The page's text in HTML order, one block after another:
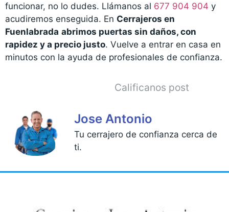
funcionar, no lo dudes. Llámanos al 677 904 904 y
acudiremos enseguida. En Cerrajeros en
Fuenlabrada abrimos puertas sin daños, con
rapidez y a precio justo. Vuelve a entrar en casa en
minutos con la ayuda de profesionales de confianza.
Calificanos post
Jose Antonio
Tu cerrajero de confianza cerca de
ti.